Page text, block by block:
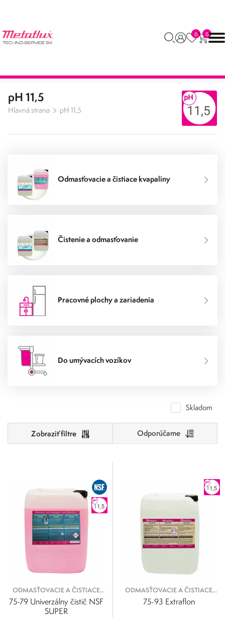
0 0
pH 11,5
Hlavná strana pH 11,5
Odmasťovacie a čistiace kvapaliny
Čistenie a odmasťovanie
Pracovné plochy a zariadenia
Do umývacích vozíkov
Skladom
Odporúčame
375
ODMASŤOVACIE A ČISTIACE
KVAPALINY
75-79 Univerzálny čistič NSF
SUPER
ODMASŤOVACIE A ČISTIACE
KVAPALINY
75-93 Extraflon